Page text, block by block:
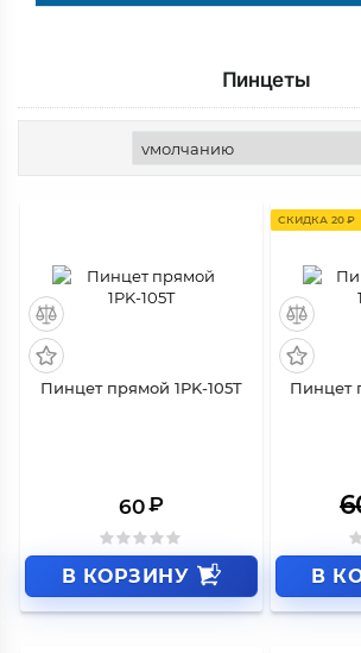
Пинцеты
Пинцет прямой 1PK-105T
60 ₽
В КОРЗИНУ
Пинцет
В